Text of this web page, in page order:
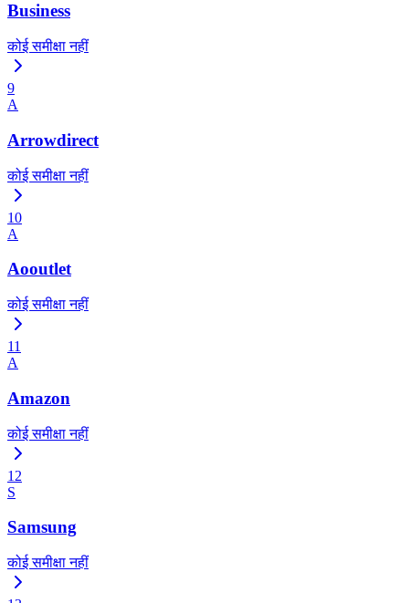
Business
कोई समीक्षा नहीं
9
A
Arrowdirect
कोई समीक्षा नहीं
10
A
Aooutlet
कोई समीक्षा नहीं
11
A
Amazon
कोई समीक्षा नहीं
12
S
Samsung
कोई समीक्षा नहीं